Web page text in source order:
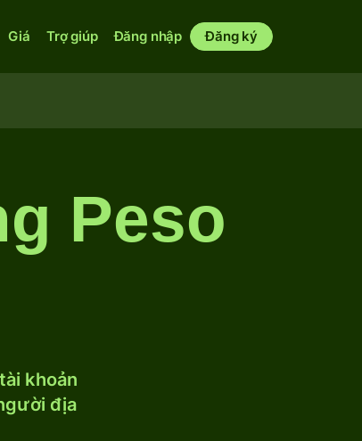
Giá Trợ giúp Đăng nhập Đăng ký
Peso
khoản
địa